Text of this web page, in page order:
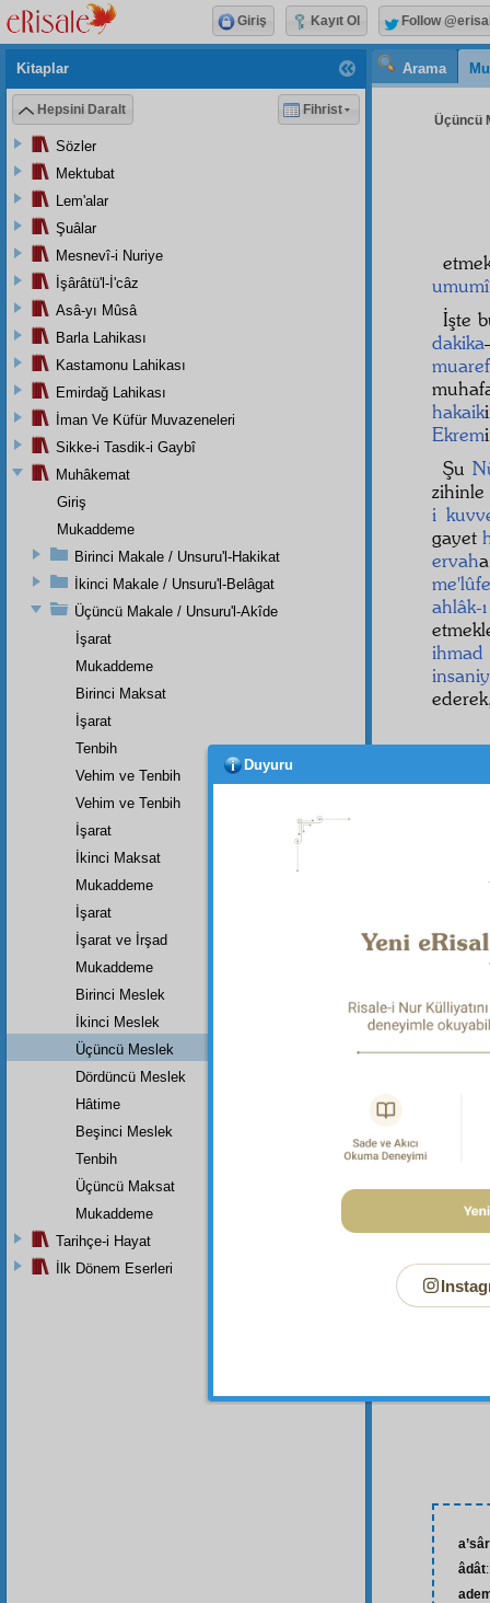
Arama
Üçüncü
umumî
İşte
dakika
hakaik
Ekrem
Şu
i
gayet
ervah
me'lûfe
ahlâk-
ihmad
âdât
Kitaplar
Hepsini Daralt Fihrist
Sözler
Mektubat
Lem'alar
Şuâlar
Mesnevî-i Nuriye
İşârâtü'l-İ'câz
Asâ-yı Mûsâ
Barla Lahikası
Kastamonu Lahikası
Emirdağ Lahikası
İman Ve Küfür Muvazeneleri
Sikke-i Tasdik-i Gaybî
Muhâkemat
Giriş
Mukaddeme
Birinci Makale / Unsuru'l-Hakikat
İkinci Makale / Unsuru'l-Belâgat
Üçüncü Makale / Unsuru'l-Akîde
İşarat
Mukaddeme
Birinci Maksat
İşarat
Tenbih
Vehim ve Tenbih
Vehim ve Tenbih
İşarat
İkinci Maksat
Mukaddeme
İşarat
İşarat ve İrşad
Mukaddeme
Birinci Meslek
İkinci Meslek
Üçüncü Meslek
Dördüncü Meslek
Hâtime
Beşinci Meslek
Tenbih
Üçüncü Maksat
Mukaddeme
Tarihçe-i Hayat
İlk Dönem Eserleri
Giriş Kayıt Ol Follow
Duyuru